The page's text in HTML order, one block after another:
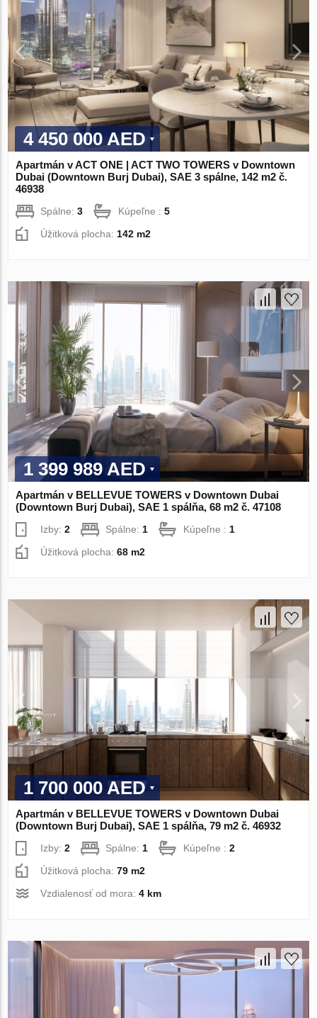
4 450 000 AED
Apartmán v ACT ONE | ACT TWO TOWERS v Downtown
Dubai (Downtown Burj Dubai), SAE 3 spálne, 142 m2 č.
46938
Spálne:3 Kúpeľne :5
Úžitková plocha: 142 m2
1 399 989 AED
Apartmán v BELLEVUE TOWERS v Downtown Dubai
(Downtown Burj Dubai), SAE 1 spálňa, 68 m2 č. 47108
Izby:2 Spálne:1 Kúpeľne :1
Úžitková plocha:68 m2
1 700 000 AED
Apartmán v BELLEVUE TOWERS v Downtown Dubai
(Downtown Burj Dubai), SAE 1 spálňa, 79 m2 č. 46932
Izby:2 Spálne: 1 Kúpeľne :2
Úžitková plocha:79 m2
Vzdialenosť od mora:4 km